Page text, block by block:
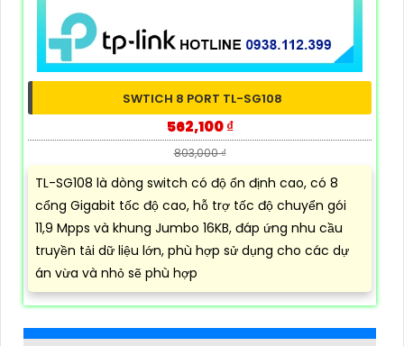
SWTICH 8 PORT TL-SG108
562,100 ₫
803,000 ₫
TL-SG108 là dòng switch có độ ổn định cao, có 8
cổng Gigabit tốc độ cao, hỗ trợ tốc độ chuyển gói
11,9 Mpps và khung Jumbo 16KB, đáp ứng nhu cầu
truyền tải dữ liệu lớn, phù hợp sử dụng cho các dự
án vừa và nhỏ sẽ phù hợp